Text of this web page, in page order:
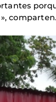
comparten.